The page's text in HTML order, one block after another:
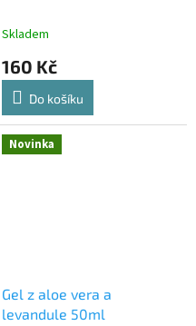
Skladem
160 Kč
Do košíku
Novinka
Gel z aloe vera a
levandule 50ml